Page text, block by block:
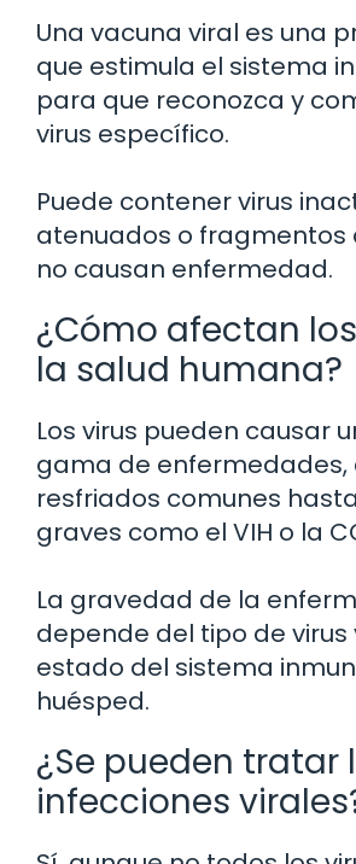
Una vacuna viral es una
que estimula el sistema
para que reconozca y
virus específico.
Puede contener virus
atenuados o fragmentos
no causan enfermedad.
¿Cómo afectan
la salud humana?
Los virus pueden causar
gama de enfermedades,
resfriados comunes
graves como el VIH o la
La gravedad de la
depende del tipo de virus
estado del sistema
huésped.
¿Se pueden tratar
infecciones